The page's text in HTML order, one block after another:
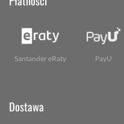
Santander eRaty PayU
Dostawa